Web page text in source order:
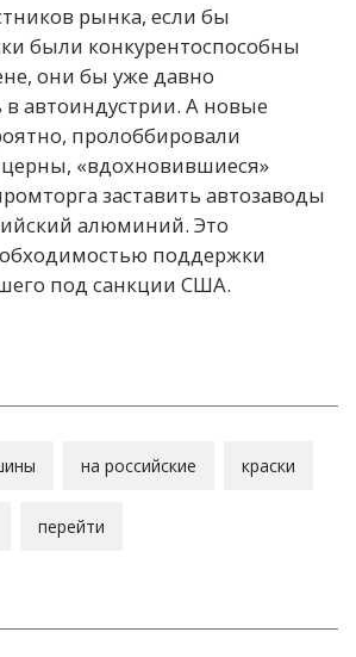
рынка, если бы
были конкурентоспособны
они бы уже давно
в автоиндустрии. А новые
пролоббировали
«вдохновившиеся»
заставить автозаводы
алюминий. Это
поддержки
под санкции США.
на российские краски
перейти